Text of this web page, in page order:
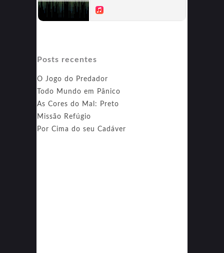
Posts recentes
O Jogo do Predador
Todo Mundo em Pânico
As Cores do Mal: Preto
Missão Refúgio
Por Cima do seu Cadáver